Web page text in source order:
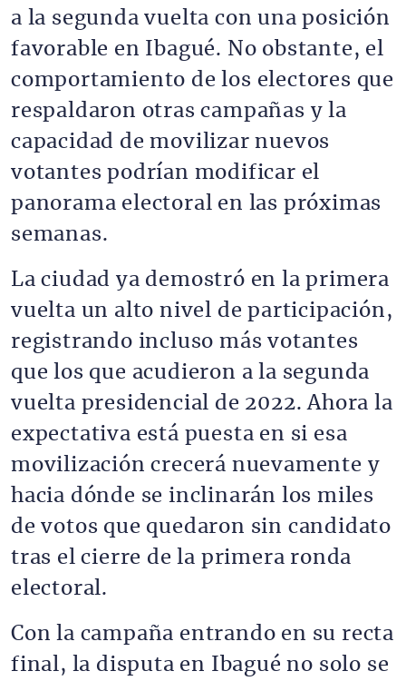
a la segunda vuelta con una posición
favorable en Ibagué. No obstante, el
comportamiento de los electores que
respaldaron otras campañas y la
capacidad de movilizar nuevos
votantes podrían modificar el
panorama electoral en las próximas
semanas.
La ciudad ya demostró en la primera
vuelta un alto nivel de participación,
registrando incluso más votantes
que los que acudieron a la segunda
vuelta presidencial de 2022. Ahora la
expectativa está puesta en si esa
movilización crecerá nuevamente y
hacia dónde se inclinarán los miles
de votos que quedaron sin candidato
tras el cierre de la primera ronda
electoral.
Con la campaña entrando en su recta
final, la disputa en Ibagué no solo se